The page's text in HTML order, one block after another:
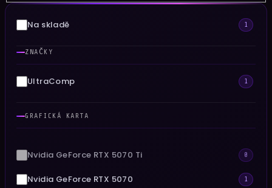
Na skladě 1
ZNAČKY
UltraComp 1
GRAFICKÁ KARTA
Nvidia GeForce RTX 5070 Ti 0
Nvidia GeForce RTX 5070 1